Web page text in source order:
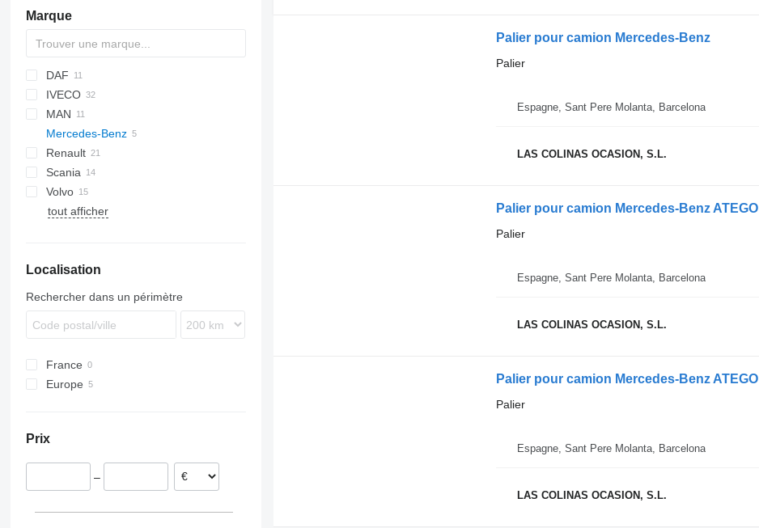
Marque
HD
DAF
LF
XF
IVECO
Daily
EuroCargo
Eurotech
Stralis
Trakker
MAN
F90
L2000
TGA
Mercedes-Benz
Atego
Canter
Atleon
Renault
Magnum
Mascott
Midliner
Scania
Volvo
FH
tout afficher
Localisation
Rechercher dans un périmètre
France
Europe
Prix
–
Palier pour camion Mercedes-Benz
Palier
Espagne, Sant Pere Molanta, Barcelona
LAS COLINAS OCASION, S.L.
Palier pour camion Mercedes-Benz ATEGO
Palier
Espagne, Sant Pere Molanta, Barcelona
LAS COLINAS OCASION, S.L.
Palier pour camion Mercedes-Benz ATEGO
Palier
Espagne, Sant Pere Molanta, Barcelona
LAS COLINAS OCASION, S.L.